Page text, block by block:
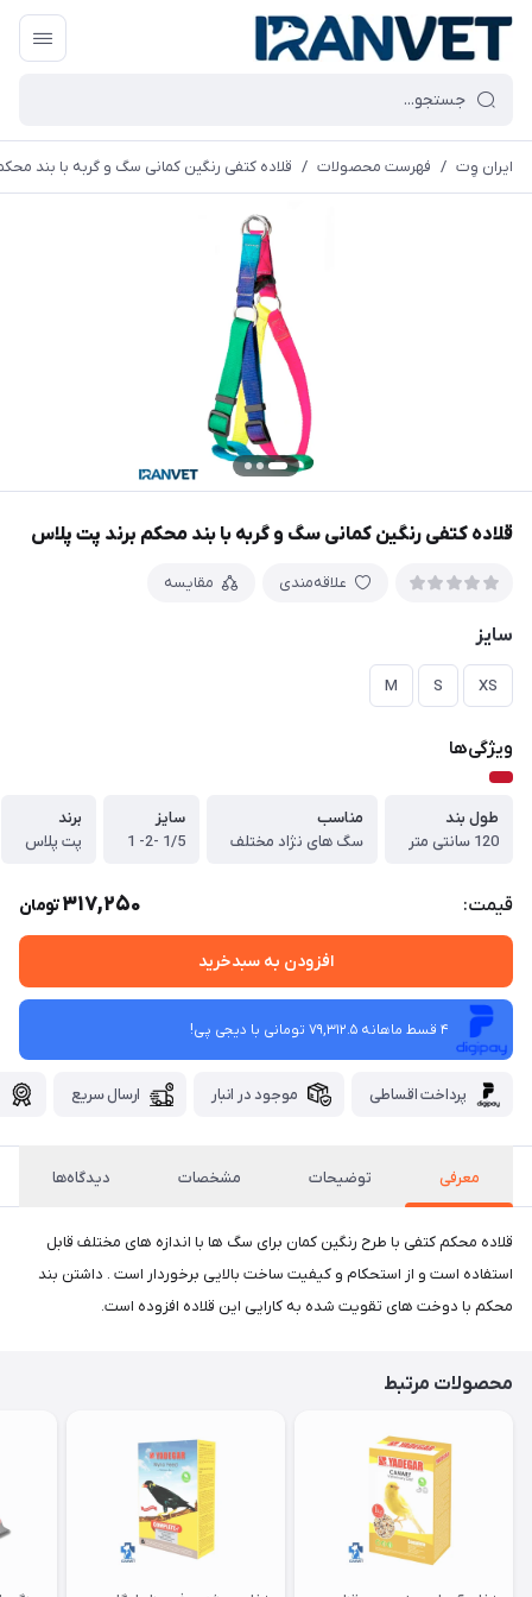
ایران وِت / فهرست محصولات / قلاده کتفی رنگین کمانی سگ و گربه با بند
قلاده کتفی رنگین کمانی سگ و گربه با بند محکم برند پت پلاس
علاقه‌مندی مقایسه
سایز
XS
S
M
ویژگی‌ها
طول بند
120 سانتی متر
مناسب
سگ های نژاد مختلف
سایز
1/5 -2- 1
برند
پت پلاس
قیمت: 317,250تومان
افزودن به سبدخرید
4 قسط ماهانه 79,312.5 تومانی با دیجی ‌پی!
پرداخت اقساطی موجود در انبار ارسال سریع
معرفی توضیحات مشخصات دیدگاه‌ها
قلاده محکم کتفی با طرح رنگین کمان برای سگ ها با اندازه های مختلف قابل
استفاده است و از استحکام و کیفیت ساخت بالایی برخوردار است . داشتن بند
محکم با دوخت های تقویت شده به کارایی این قلاده افزوده است.
محصولات مرتبط